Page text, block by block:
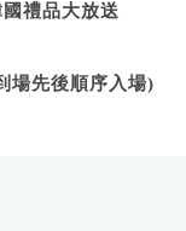
禮品大放送
場先後順序入場)